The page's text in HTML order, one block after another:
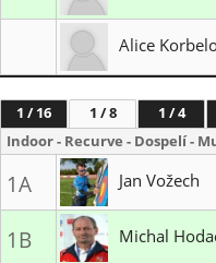
Alice
SK SLAVIA
1 / 16 1 / 8 1 / 4
Indoor - Recurve - Dospelí -
1A Jan Vožech
1B Michal